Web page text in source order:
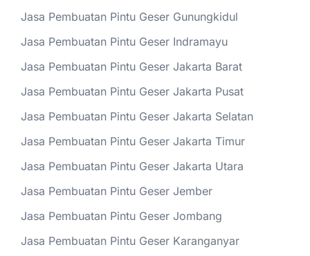
Jasa Pembuatan Pintu Geser Gunungkidul
Jasa Pembuatan Pintu Geser Indramayu
Jasa Pembuatan Pintu Geser Jakarta Barat
Jasa Pembuatan Pintu Geser Jakarta Pusat
Jasa Pembuatan Pintu Geser Jakarta Selatan
Jasa Pembuatan Pintu Geser Jakarta Timur
Jasa Pembuatan Pintu Geser Jakarta Utara
Jasa Pembuatan Pintu Geser Jember
Jasa Pembuatan Pintu Geser Jombang
Jasa Pembuatan Pintu Geser Karanganyar